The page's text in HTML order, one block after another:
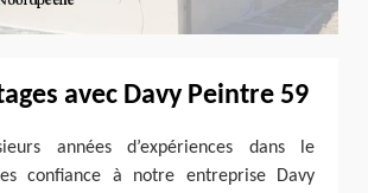
avec Davy Peintre 59
années d’expériences dans le
confiance à notre entreprise Davy